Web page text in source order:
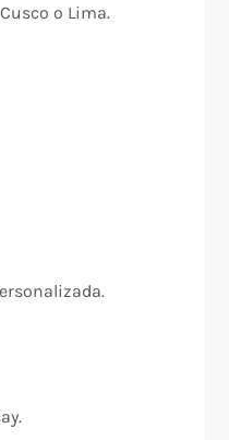
o Lima.